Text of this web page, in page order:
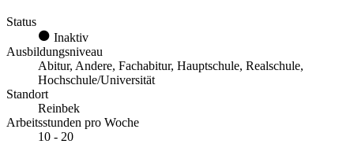
Status
Inaktiv
Ausbildungsniveau
Abitur, Andere, Fachabitur, Hauptschule, Realschule,
Hochschule/Universität
Standort
Reinbek
Arbeitsstunden pro Woche
10 - 20